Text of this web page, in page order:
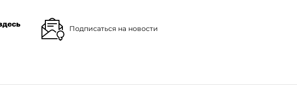
Подписаться на новости